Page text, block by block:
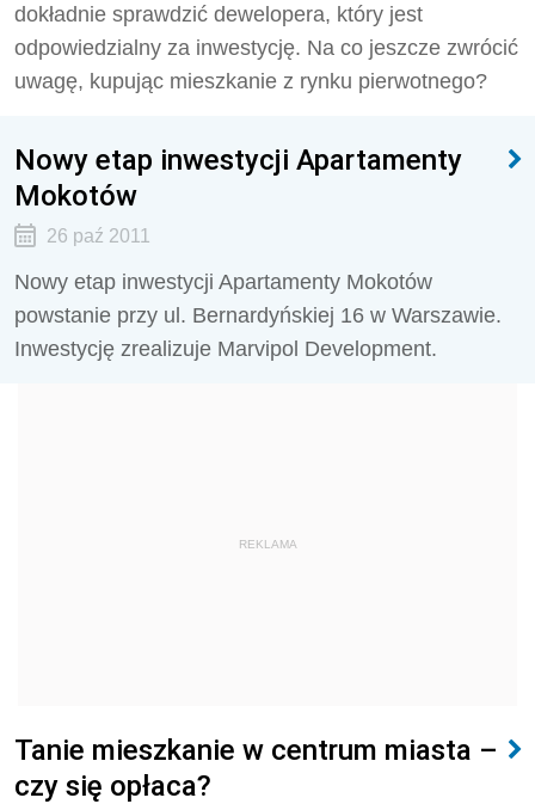
dokładnie sprawdzić dewelopera, który jest
odpowiedzialny za inwestycję. Na co jeszcze zwrócić
uwagę, kupując mieszkanie z rynku pierwotnego?
Nowy etap inwestycji Apartamenty
Mokotów
26 paź 2011
Nowy etap inwestycji Apartamenty Mokotów
powstanie przy ul. Bernardyńskiej 16 w Warszawie.
Inwestycję zrealizuje Marvipol Development.
REKLAMA
Tanie mieszkanie w centrum miasta –
czy się opłaca?